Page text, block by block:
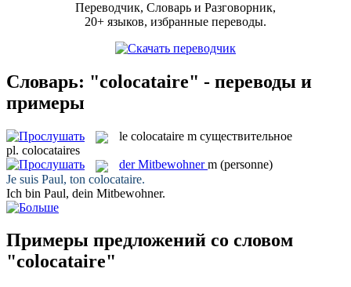
Переводчик, Словарь и Разговорник,
20+ языков, избранные переводы.
Словарь: "colocataire" - переводы и
примеры
le colocataire m существительное
pl. colocataires
derMitbewohner m (personne)
Je suis Paul, ton colocataire.
Ich bin Paul, dein Mitbewohner.
Примеры предложений со словом
"colocataire"